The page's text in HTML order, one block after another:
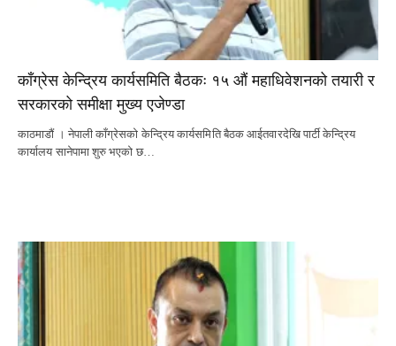
काँग्रेस केन्द्रिय कार्यसमिति बैठकः १५ औं महाधिवेशनको तयारी र
सरकारको समीक्षा मुख्य एजेण्डा
काठमाडौं । नेपाली काँग्रेसको केन्द्रिय कार्यसमिति बैठक आईतवारदेखि पार्टी केन्द्रिय
कार्यालय सानेपामा शुरु भएको छ…